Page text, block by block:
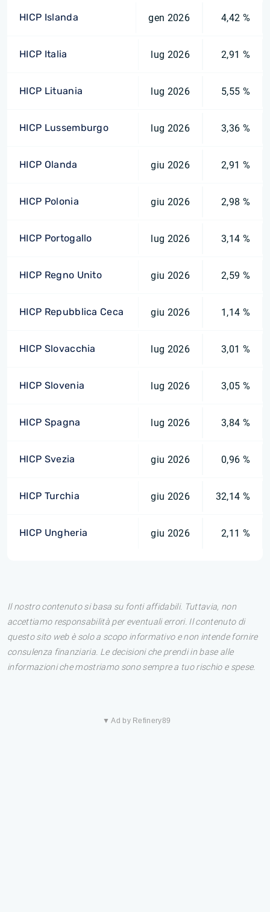
HICP Islanda gen 2026 4,42 %
HICP Italia lug 2026 2,91 %
HICP Lituania lug 2026 5,55 %
HICP Lussemburgo lug 2026 3,36 %
HICP Olanda giu 2026 2,91 %
HICP Polonia giu 2026 2,98 %
HICP Portogallo lug 2026 3,14 %
HICP Regno Unito giu 2026 2,59 %
HICP Repubblica Ceca giu 2026 1,14 %
HICP Slovacchia lug 2026 3,01 %
HICP Slovenia lug 2026 3,05 %
HICP Spagna lug 2026 3,84 %
HICP Svezia giu 2026 0,96 %
HICP Turchia giu 2026 32,14 %
HICP Ungheria giu 2026 2,11 %
Il nostro contenuto si basa su fonti affidabili. Tuttavia, non
accettiamo responsabilità per eventuali errori. Il contenuto di
questo sito web è solo a scopo informativo e non intende fornire
consulenza finanziaria. Le decisioni che prendi in base alle
informazioni che mostriamo sono sempre a tuo rischio e spese.
▼ Ad by Refinery89